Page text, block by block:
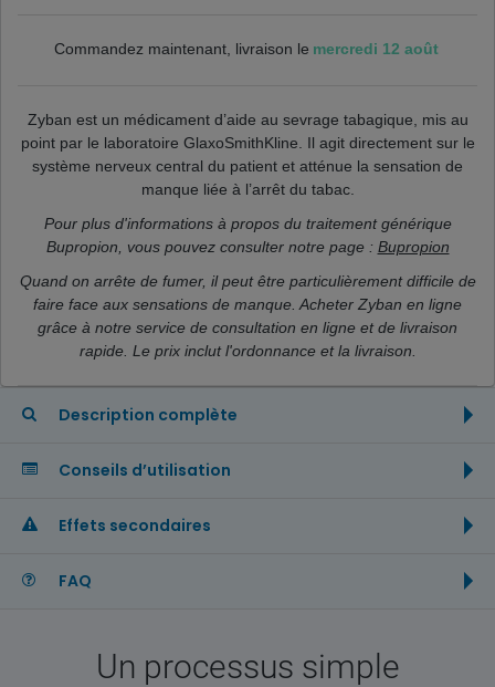
Commandez maintenant, livraison le mercredi 12 août
Zyban est un médicament d’aide au sevrage tabagique, mis au
point par le laboratoire GlaxoSmithKline. Il agit directement sur le
système nerveux central du patient et atténue la sensation de
manque liée à l’arrêt du tabac.
Pour plus d'informations à propos du traitement générique
Bupropion, vous pouvez consulter notre page : Bupropion
Quand on arrête de fumer, il peut être particulièrement difficile de
faire face aux sensations de manque. Acheter Zyban en ligne
grâce à notre service de consultation en ligne et de livraison
rapide. Le prix inclut l'ordonnance et la livraison.
Description complète
Conseils d’utilisation
Effets secondaires
FAQ
Un processus simple